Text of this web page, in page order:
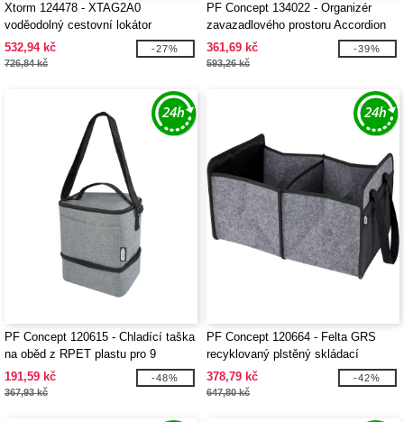
Xtorm 124478 - XTAG2A0
voděodolný cestovní lokátor
532,94 kč
726,84 kč
-27%
PF Concept 134022 - Organizér
zavazadlového prostoru Accordion
361,69 kč
593,26 kč
-39%
PF Concept 120615 - Chladící taška
na oběd z RPET plastu pro 9
plechovek Tundra
191,59 kč
367,93 kč
-48%
PF Concept 120664 - Felta GRS
recyklovaný plstěný skládací
organizér do auta
378,79 kč
647,80 kč
-42%